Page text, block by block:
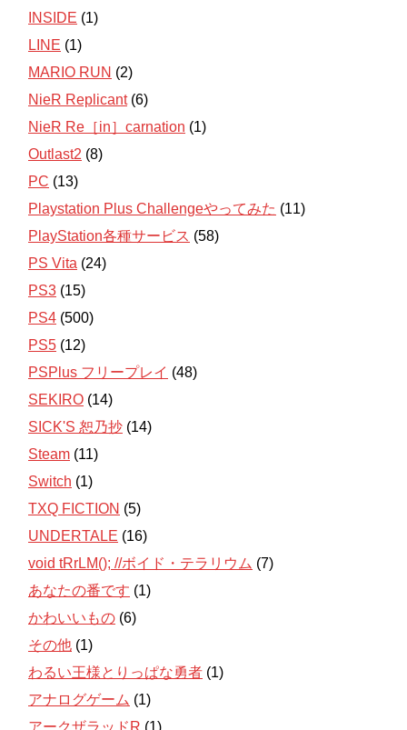
INSIDE (1)
LINE (1)
MARIO RUN (2)
NieR Replicant(6)
NieR Re［in］carnation (1)
Outlast2 (8)
PC (13)
Playstation Plus Challengeやってみた (11)
PlayStation各種サービス (58)
PS Vita (24)
PS3 (15)
PS4 (500)
PS5 (12)
PSPlus フリープレイ (48)
SEKIRO (14)
SICK'S 恕乃抄 (14)
Steam (11)
Switch (1)
TXQ FICTION (5)
UNDERTALE (16)
void tRrLM(); //ボイド・テラリウム (7)
あなたの番です (1)
かわいいもの (6)
その他 (1)
わるい王様とりっぱな勇者 (1)
アナログゲーム (1)
アークザラッドR (1)